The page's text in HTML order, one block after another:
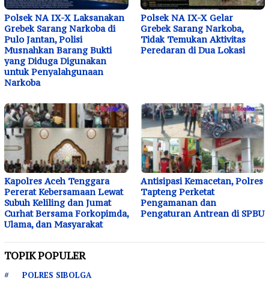
Polsek NA IX-X Laksanakan
Grebek Sarang Narkoba di
Pulo Jantan, Polisi
Musnahkan Barang Bukti
yang Diduga Digunakan
untuk Penyalahgunaan
Narkoba
Polsek NA IX-X Gelar
Grebek Sarang Narkoba,
Tidak Temukan Aktivitas
Peredaran di Dua Lokasi
Kapolres Aceh Tenggara
Pererat Kebersamaan Lewat
Subuh Keliling dan Jumat
Curhat Bersama Forkopimda,
Ulama, dan Masyarakat
Antisipasi Kemacetan, Polres
Tapteng Perketat
Pengamanan dan
Pengaturan Antrean di SPBU
TOPIK POPULER
POLRES SIBOLGA